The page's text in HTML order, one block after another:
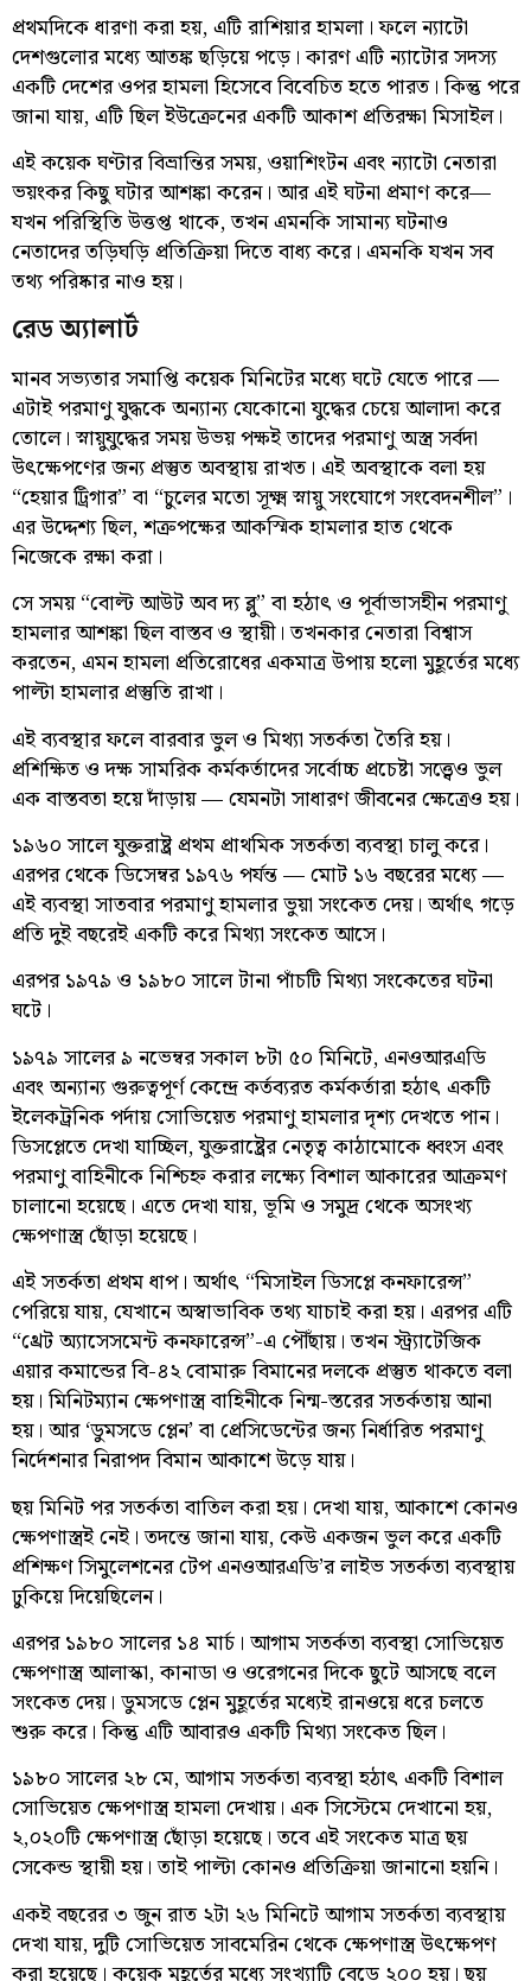
প্রথমদিকে ধারণা করা হয়, এটি রাশিয়ার হামলা। ফলে ন্যাটো
দেশগুলোর মধ্যে আতঙ্ক ছড়িয়ে পড়ে। কারণ এটি ন্যাটোর সদস্য
একটি দেশের ওপর হামলা হিসেবে বিবেচিত হতে পারত। কিন্তু পরে
জানা যায়, এটি ছিল ইউক্রেনের একটি আকাশ প্রতিরক্ষা মিসাইল।
এই কয়েক ঘণ্টার বিভ্রান্তির সময়, ওয়াশিংটন এবং ন্যাটো নেতারা
ভয়ংকর কিছু ঘটার আশঙ্কা করেন। আর এই ঘটনা প্রমাণ করে—
যখন পরিস্থিতি উত্তপ্ত থাকে, তখন এমনকি সামান্য ঘটনাও
নেতাদের তড়িঘড়ি প্রতিক্রিয়া দিতে বাধ্য করে। এমনকি যখন সব
তথ্য পরিষ্কার নাও হয়।
রেড অ্যালার্ট
মানব সভ্যতার সমাপ্তি কয়েক মিনিটের মধ্যে ঘটে যেতে পারে —
এটাই পরমাণু যুদ্ধকে অন্যান্য যেকোনো যুদ্ধের চেয়ে আলাদা করে
তোলে। স্নায়ুযুদ্ধের সময় উভয় পক্ষই তাদের পরমাণু অস্ত্র সর্বদা
উৎক্ষেপণের জন্য প্রস্তুত অবস্থায় রাখত। এই অবস্থাকে বলা হয়
“হেয়ার ট্রিগার” বা “চুলের মতো সূক্ষ্ম স্নায়ু সংযোগে সংবেদনশীল”।
এর উদ্দেশ্য ছিল, শত্রুপক্ষের আকস্মিক হামলার হাত থেকে
নিজেকে রক্ষা করা।
সে সময় “বোল্ট আউট অব দ্য ব্লু” বা হঠাৎ ও পূর্বাভাসহীন পরমাণু
হামলার আশঙ্কা ছিল বাস্তব ও স্থায়ী। তখনকার নেতারা বিশ্বাস
করতেন, এমন হামলা প্রতিরোধের একমাত্র উপায় হলো মুহূর্তের মধ্যে
পাল্টা হামলার প্রস্তুতি রাখা।
এই ব্যবস্থার ফলে বারবার ভুল ও মিথ্যা সতর্কতা তৈরি হয়।
প্রশিক্ষিত ও দক্ষ সামরিক কর্মকর্তাদের সর্বোচ্চ প্রচেষ্টা সত্ত্বেও ভুল
এক বাস্তবতা হয়ে দাঁড়ায় — যেমনটা সাধারণ জীবনের ক্ষেত্রেও হয়।
১৯৬০ সালে যুক্তরাষ্ট্র প্রথম প্রাথমিক সতর্কতা ব্যবস্থা চালু করে।
এরপর থেকে ডিসেম্বর ১৯৭৬ পর্যন্ত — মোট ১৬ বছরের মধ্যে —
এই ব্যবস্থা সাতবার পরমাণু হামলার ভুয়া সংকেত দেয়। অর্থাৎ গড়ে
প্রতি দুই বছরেই একটি করে মিথ্যা সংকেত আসে।
এরপর ১৯৭৯ ও ১৯৮০ সালে টানা পাঁচটি মিথ্যা সংকেতের ঘটনা
ঘটে।
১৯৭৯ সালের ৯ নভেম্বর সকাল ৮টা ৫০ মিনিটে, এনওআরএডি
এবং অন্যান্য গুরুত্বপূর্ণ কেন্দ্রে কর্তব্যরত কর্মকর্তারা হঠাৎ একটি
ইলেকট্রনিক পর্দায় সোভিয়েত পরমাণু হামলার দৃশ্য দেখতে পান।
ডিসপ্লেতে দেখা যাচ্ছিল, যুক্তরাষ্ট্রের নেতৃত্ব কাঠামোকে ধ্বংস এবং
পরমাণু বাহিনীকে নিশ্চিহ্ন করার লক্ষ্যে বিশাল আকারের আক্রমণ
চালানো হয়েছে। এতে দেখা যায়, ভূমি ও সমুদ্র থেকে অসংখ্য
ক্ষেপণাস্ত্র ছোঁড়া হয়েছে।
এই সতর্কতা প্রথম ধাপ। অর্থাৎ “মিসাইল ডিসপ্লে কনফারেন্স”
পেরিয়ে যায়, যেখানে অস্বাভাবিক তথ্য যাচাই করা হয়। এরপর এটি
“থ্রেট অ্যাসেসমেন্ট কনফারেন্স”-এ পৌঁছায়। তখন স্ট্র্যাটেজিক
এয়ার কমান্ডের বি-৪২ বোমারু বিমানের দলকে প্রস্তুত থাকতে বলা
হয়। মিনিটম্যান ক্ষেপণাস্ত্র বাহিনীকে নিন্ম-স্তরের সতর্কতায় আনা
হয়। আর ‘ডুমসডে প্লেন’ বা প্রেসিডেন্টের জন্য নির্ধারিত পরমাণু
নির্দেশনার নিরাপদ বিমান আকাশে উড়ে যায়।
ছয় মিনিট পর সতর্কতা বাতিল করা হয়। দেখা যায়, আকাশে কোনও
ক্ষেপণাস্ত্রই নেই। তদন্তে জানা যায়, কেউ একজন ভুল করে একটি
প্রশিক্ষণ সিমুলেশনের টেপ এনওআরএডি’র লাইভ সতর্কতা ব্যবস্থায়
ঢুকিয়ে দিয়েছিলেন।
এরপর ১৯৮০ সালের ১৪ মার্চ। আগাম সতর্কতা ব্যবস্থা সোভিয়েত
ক্ষেপণাস্ত্র আলাস্কা, কানাডা ও ওরেগনের দিকে ছুটে আসছে বলে
সংকেত দেয়। ডুমসডে প্লেন মুহূর্তের মধ্যেই রানওয়ে ধরে চলতে
শুরু করে। কিন্তু এটি আবারও একটি মিথ্যা সংকেত ছিল।
১৯৮০ সালের ২৮ মে, আগাম সতর্কতা ব্যবস্থা হঠাৎ একটি বিশাল
সোভিয়েত ক্ষেপণাস্ত্র হামলা দেখায়। এক সিস্টেমে দেখানো হয়,
২,০২০টি ক্ষেপণাস্ত্র ছোঁড়া হয়েছে। তবে এই সংকেত মাত্র ছয়
সেকেন্ড স্থায়ী হয়। তাই পাল্টা কোনও প্রতিক্রিয়া জানানো হয়নি।
একই বছরের ৩ জুন রাত ২টা ২৬ মিনিটে আগাম সতর্কতা ব্যবস্থায়
দেখা যায়, দুটি সোভিয়েত সাবমেরিন থেকে ক্ষেপণাস্ত্র উৎক্ষেপণ